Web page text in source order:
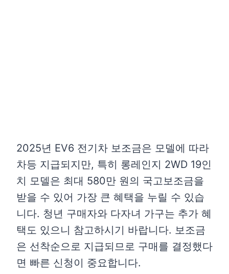
2025년 EV6 전기차 보조금은 모델에 따라
차등 지급되지만, 특히 롱레인지 2WD 19인
치 모델은 최대 580만 원의 국고보조금을
받을 수 있어 가장 큰 혜택을 누릴 수 있습
니다. 청년 구매자와 다자녀 가구는 추가 혜
택도 있으니 참고하시기 바랍니다. 보조금
은 선착순으로 지급되므로 구매를 결정했다
면 빠른 신청이 중요합니다.